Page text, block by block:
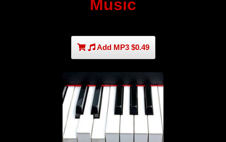
Music
Add MP3 $0.49